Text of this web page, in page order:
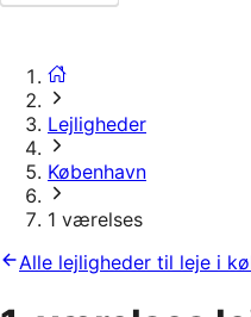
Lejligheder
København
1 værelses
Alle lejligheder til leje i